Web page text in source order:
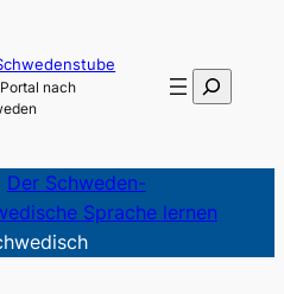
nach
Suchen
Der Schweden-
Sprache lernen